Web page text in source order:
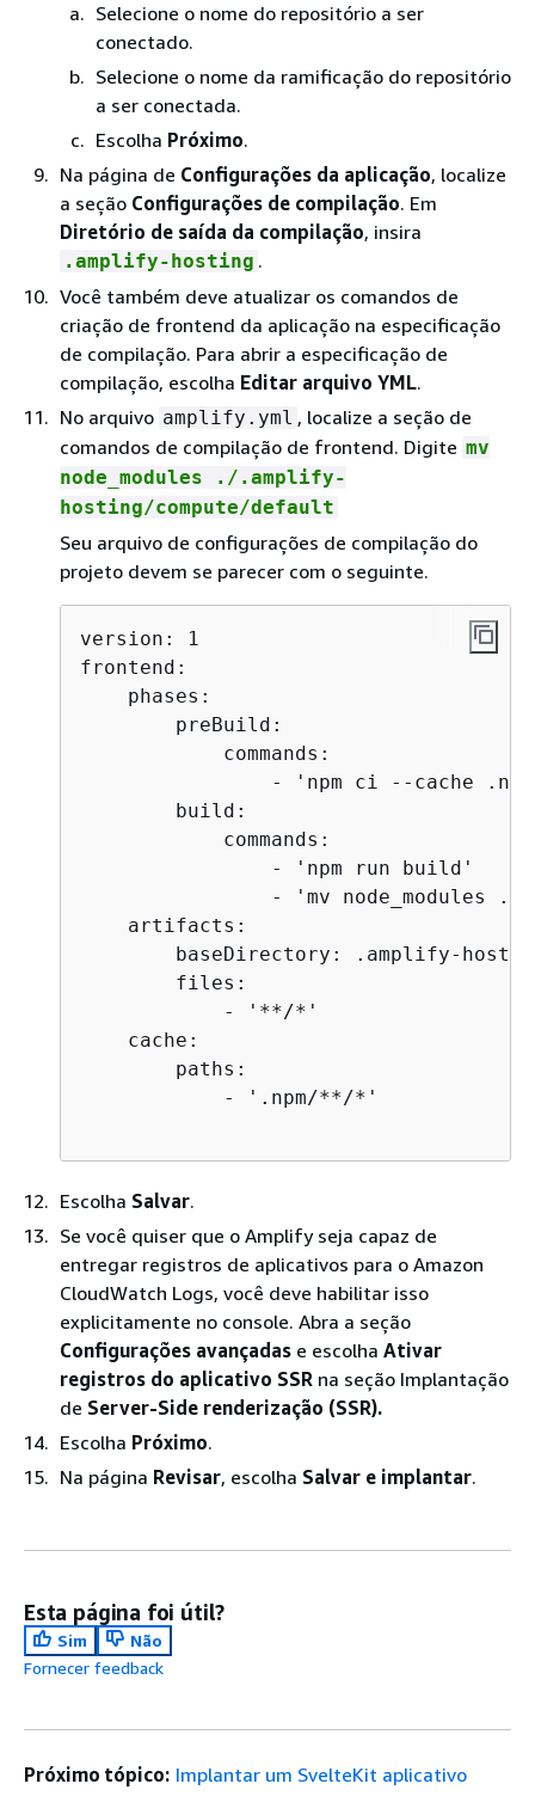
Selecione o nome do repositório a ser
conectado.
Selecione o nome da ramificação do repositório
a ser conectada.
Escolha Próximo.
Na página de Configurações da aplicação, localize
a seção Configurações de compilação. Em
Diretório de saída da compilação, insira
.amplify-hosting .
Você também deve atualizar os comandos de
criação de frontend da aplicação na especificação
de compilação. Para abrir a especificação de
compilação, escolha Editar arquivo YML.
No arquivo amplify.yml , localize a seção de
comandos de compilação de frontend. Digite mv
node_modules ./.amplify-
hosting/compute/default
Seu arquivo de configurações de compilação do
projeto devem se parecer com o seguinte.
version: 1
frontend:
    phases:
        preBuild:
            commands:
- 'npm ci --cache
        build:
            commands:
                - 'npm run build'
- 'mv node_modules
    artifacts:
baseDirectory: .amplify-
        files:
            - '**/*'
    cache:
        paths:
            - '.npm/**/*'
Escolha Salvar.
Se você quiser que o Amplify seja capaz de
entregar registros de aplicativos para o Amazon
CloudWatch Logs, você deve habilitar isso
explicitamente no console. Abra a seção
Configurações avançadas e escolha Ativar
registros do aplicativo SSR na seção Implantação
de Server-Side renderização (SSR).
Escolha Próximo.
Na página Revisar, escolha Salvar e implantar.
Esta página foi útil?
Sim
Não
Fornecer feedback
Próximo tópico: Implantar um SvelteKit aplicativo